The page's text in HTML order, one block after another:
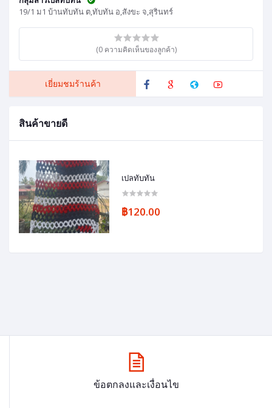
19/1 ม1 บ้านทับทัน ต,ทับทัน อ,สังขะ จ,สุรินทร์
(0 ความคิดเห็นของลูกค้า)
เยี่ยมชมร้านค้า
สินค้าขายดี
เปลทับทัน
฿120.00
ข้อตกลงและเงื่อนไข